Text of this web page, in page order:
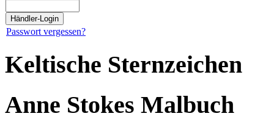
Passwort vergessen?
Keltische Sternzeichen
Anne Stokes Malbuch